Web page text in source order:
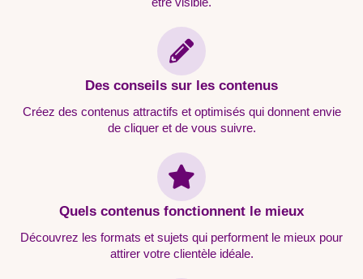
Des conseils sur les contenus
Créez des contenus attractifs et optimisés qui donnent envie
de cliquer et de vous suivre.
Quels contenus fonctionnent le mieux
Découvrez les formats et sujets qui performent le mieux pour
attirer votre clientèle idéale.